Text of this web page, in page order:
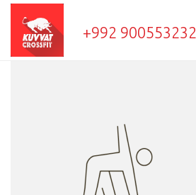
+992 900553232